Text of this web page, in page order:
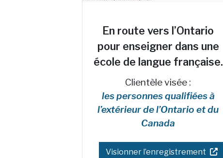
En route vers l’Ontario
pour enseigner dans une
école de langue française.
Clientèle visée :
les personnes qualifiées à
l’extérieur de l’Ontario et du
Canada
Visionner l’enregistrement